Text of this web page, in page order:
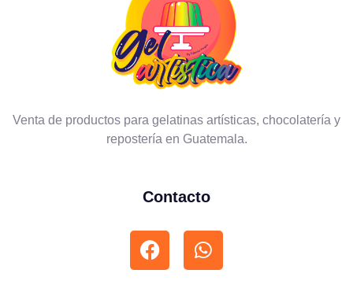
Venta de productos para gelatinas artísticas, chocolatería y
repostería en Guatemala.
Contacto